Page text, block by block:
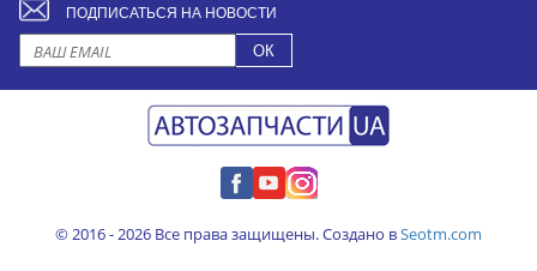
ПОДПИСАТЬСЯ НА НОВОСТИ
© 2016 - 2026 Все права защищены. Создано вSeotm.com